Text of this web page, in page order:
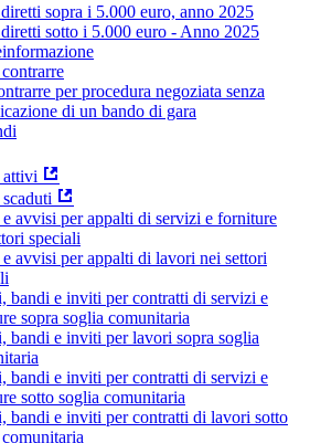
sopra i 5.000 euro, anno 2025
sotto i 5.000 euro - Anno 2025
per procedura negoziata senza
di un bando di gara
avvisi per appalti di servizi e forniture
speciali
avvisi per appalti di lavori nei settori
bandi e inviti per contratti di servizi e
sopra soglia comunitaria
bandi e inviti per lavori sopra soglia
bandi e inviti per contratti di servizi e
sotto soglia comunitaria
bandi e inviti per contratti di lavori sotto